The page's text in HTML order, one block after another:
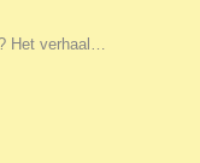
Het verhaal…